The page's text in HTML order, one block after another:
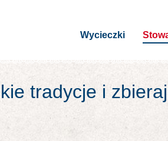
Wycieczki
tradycje i